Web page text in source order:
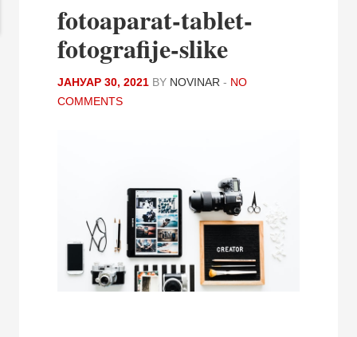
fotoaparat-tablet-
fotografije-slike
ЈАНУАР 30, 2021 BY NOVINAR - NO
COMMENTS